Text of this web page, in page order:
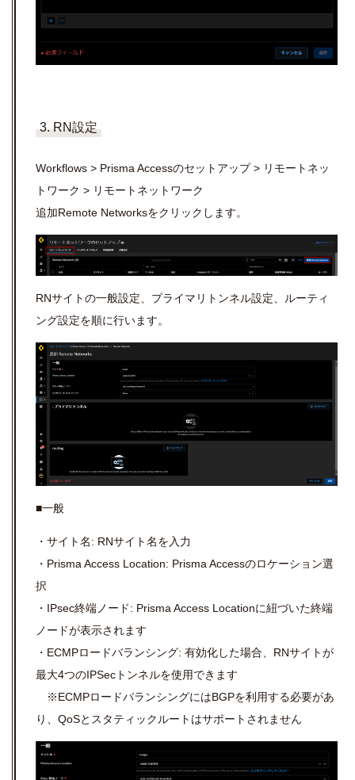
3. RN設定
Workflows > Prisma Accessのセットアップ> リモートネッ
トワーク > リモートネットワーク
追加Remote Networksをクリックします。
RNサイトの一般設定、プライマリトンネル設定、ルーティ
ング設定を順に行います。
■一般
・サイト名: RNサイト名を入力
・Prisma Access Location: Prisma Accessのロケーション選
択
・IPsec終端ノード: Prisma Access Locationに紐づいた終端
ノードが表示されます
・ECMPロードバランシング: 有効化した場合、RNサイトが
最大4つのIPSecトンネルを使用できます
※ECMPロードバランシングにはBGPを利用する必要があ
り、QoSとスタティックルートはサポートされません